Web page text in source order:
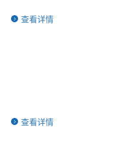
查看详情
查看详情